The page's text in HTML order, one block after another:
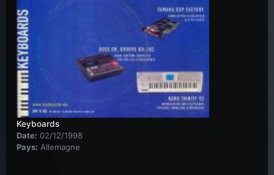
Keyboards
Date: 02/12/1998
Pays: Allemagne